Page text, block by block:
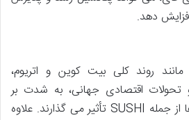
دهد.
مانند روند کلی بیت کوین و اتریوم،
تحولات اقتصادی جهانی، به شدت بر
قیمت تمامی آلت کوین ها از جمله SUSHI تأثیر می گذارند. علاوه